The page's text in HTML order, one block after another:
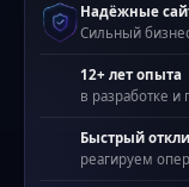
Надёжные
Сильный
12+ лет опыта
в разработке и
Быстрый
реагируем